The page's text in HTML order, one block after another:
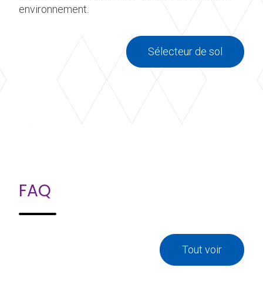
environnement.
Sélecteur de sol
FAQ
Tout voir